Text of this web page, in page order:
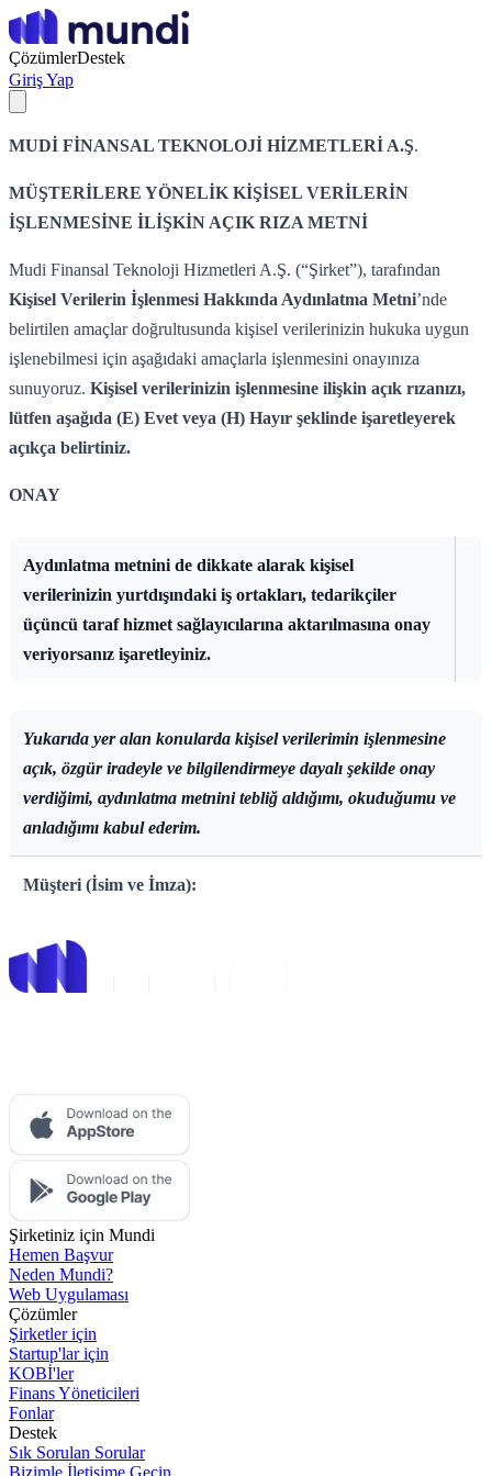
ÇözümlerDestek
Giriş Yap
MUDİ FİNANSAL TEKNOLOJİ HİZMETLERİ A.Ş.
MÜŞTERİLERE YÖNELİK KİŞİSEL VERİLERİN
İŞLENMESİNE İLİŞKİN AÇIK RIZA METNİ
Mudi Finansal Teknoloji Hizmetleri A.Ş. (“Şirket”), tarafından
Kişisel Verilerin İşlenmesi Hakkında Aydınlatma Metni’nde
belirtilen amaçlar doğrultusunda kişisel verilerinizin hukuka uygun
işlenebilmesi için aşağıdaki amaçlarla işlenmesini onayınıza
sunuyoruz. Kişisel verilerinizin işlenmesine ilişkin açık rızanızı,
lütfen aşağıda (E) Evet veya (H) Hayır şeklinde işaretleyerek
açıkça belirtiniz.
ONAY
Aydınlatma metnini de dikkate alarak kişisel
verilerinizin yurtdışındaki iş ortakları, tedarikçiler
üçüncü taraf hizmet sağlayıcılarına aktarılmasına onay
veriyorsanız işaretleyiniz.
Yukarıda yer alan konularda kişisel verilerimin işlenmesine
açık, özgür iradeyle ve bilgilendirmeye dayalı şekilde onay
verdiğimi, aydınlatma metnini tebliğ aldığımı, okuduğumu ve
anladığımı kabul ederim.
Müşteri (İsim ve İmza):
Şirketiniz için Mundi
Hemen Başvur
Neden Mundi?
Web Uygulaması
Çözümler
Şirketler için
Startup'lar için
KOBİ'ler
Finans Yöneticileri
Fonlar
Destek
Sık Sorulan Sorular
Bizimle İletişime Geçin